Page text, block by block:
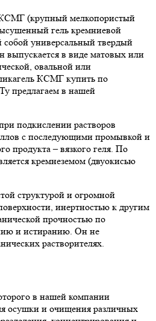
(крупный мелкопористый
гель кремниевой
универсальный твердый
выпускается в виде матовых или
овальной или
КСМГ купить по
предлагаем в нашей
подкислении растворов
с последующими промывкой и
продукта – вязкого геля. По
кремнеземом (двуокисью
структурой и огромной
инертностью к другим
прочностью по
и истиранию. Он не
растворителях.
в нашей компании
осушки и очищения различных